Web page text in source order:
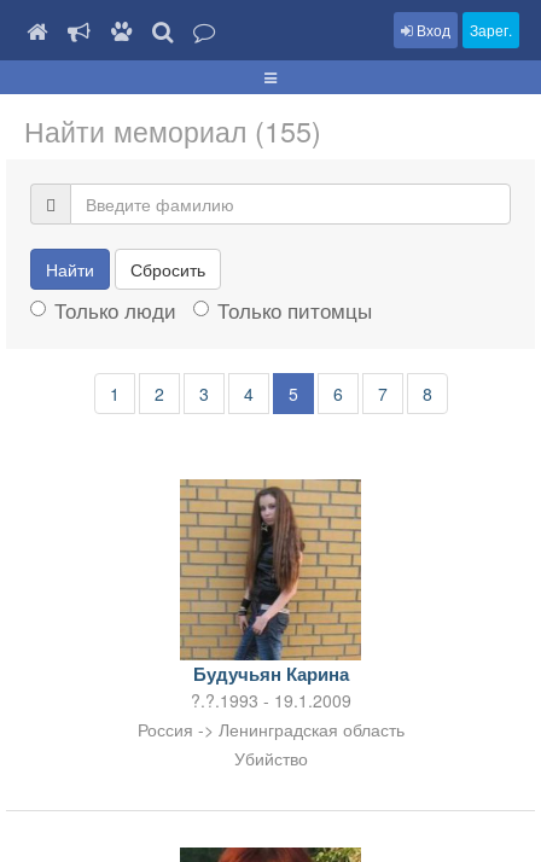
Вход Зарег.
Найти мемориал (155)
Найти Сбросить
Только люди Только питомцы
1 2 3 4 5 6 7 8
Будучьян Карина
?.?.1993 - 19.1.2009
Россия -> Ленинградская область
Убийство